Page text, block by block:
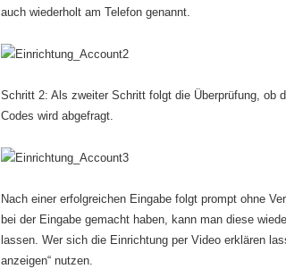
auch wiederholt am Telefon genannt.
Schritt 2: Als zweiter Schritt folgt die Überprüfung, ob
Codes wird abgefragt.
Nach einer erfolgreichen Eingabe folgt prompt ohne
bei der Eingabe gemacht haben, kann man diese
lassen. Wer sich die Einrichtung per Video erklären
anzeigen“ nutzen.